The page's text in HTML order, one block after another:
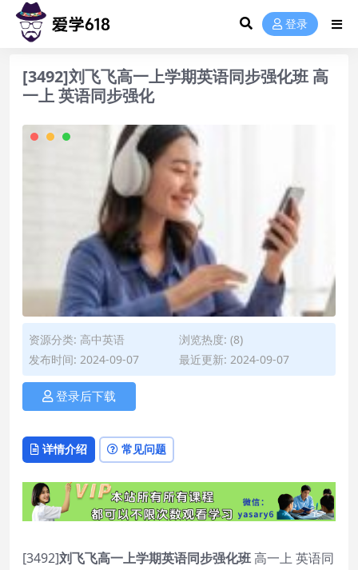
登录
[3492]刘飞飞高一上学期英语同步强化班 高
一上 英语同步强化
资源分类: 高中英语
浏览热度: (8)
发布时间: 2024-09-07
最近更新: 2024-09-07
登录后下载
详情介绍 常见问题
[3492]刘飞飞高一上学期英语同步强化班高一上 英语同